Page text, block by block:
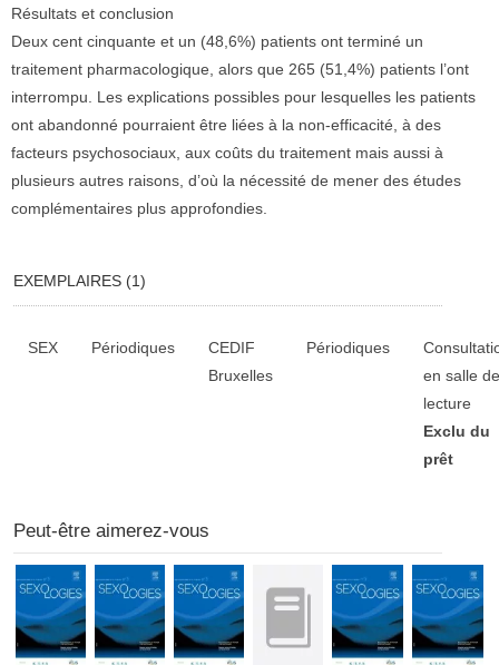
Résultats et conclusion
Deux cent cinquante et un (48,6%) patients ont terminé un
traitement pharmacologique, alors que 265 (51,4%) patients l’ont
interrompu. Les explications possibles pour lesquelles les patients
ont abandonné pourraient être liées à la non-efficacité, à des
facteurs psychosociaux, aux coûts du traitement mais aussi à
plusieurs autres raisons, d’où la nécessité de mener des études
complémentaires plus approfondies.
EXEMPLAIRES (1)
SEX
Périodiques
CEDIF
Bruxelles
Périodiques
en salle de
lecture
Exclu du
prêt
Peut-être aimerez-vous